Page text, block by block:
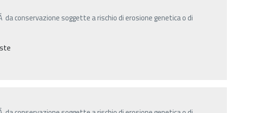
conservazione soggette a rischio di erosione genetica o di